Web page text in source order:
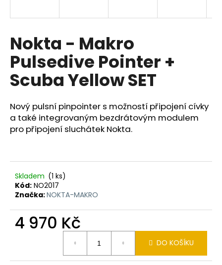
Nokta - Makro
Pulsedive Pointer +
Scuba Yellow SET
Nový pulsní pinpointer s možností připojení cívky
a také integrovaným bezdrátovým modulem
pro připojení sluchátek Nokta.
Skladem (1 ks)
Kód: NO2017
Značka:NOKTA-MAKRO
4 970 Kč
DO KOŠÍKU
í
t
?
HLEDAT
D
p
o
u
č